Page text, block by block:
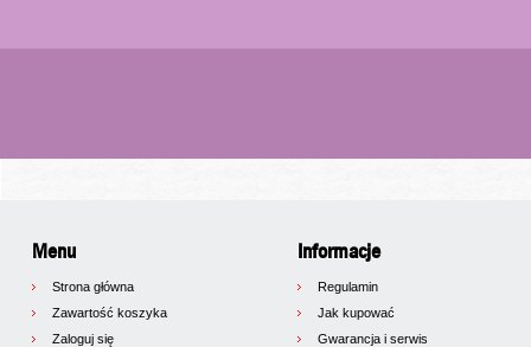
Menu
Strona główna
Zawartość koszyka
Zaloguj się
Informacje
Regulamin
Jak kupować
Gwarancja i serwis